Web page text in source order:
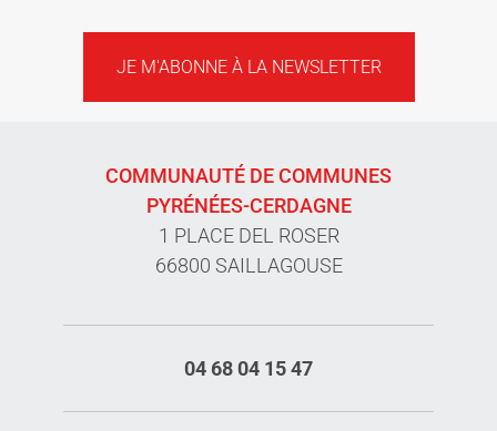
JE M'ABONNE À LA NEWSLETTER
COMMUNAUTÉ DE COMMUNES
PYRÉNÉES-CERDAGNE
1 PLACE DEL ROSER
66800 SAILLAGOUSE
04 68 04 15 47